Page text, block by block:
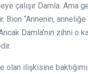
çalışır Damla. Ama
Bion “Annenin,
Damla’nın zihni
olan ilişkisine